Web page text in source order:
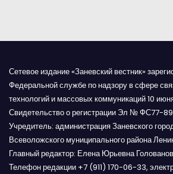
м
Сетевое издание «Заневский вестник»
Федеральной службе по надзору в сфере
технологий и массовых коммуникаций 10
Свидетельство о регистрации Эл № ФС77-
Учредитель: администрация Заневского
Всеволожского муниципального района
Главный редактор: Елена Юрьевна
Телефон редакции +7 (911) 170-06-33,